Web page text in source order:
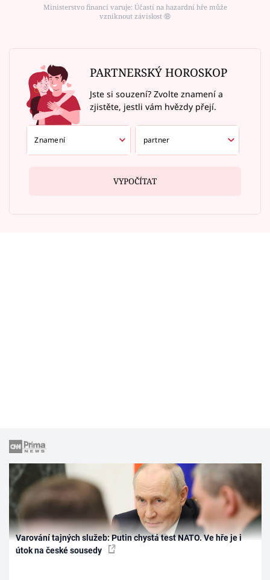
Ministerstvo financí varuje: Účastí na hazardní hře může
vzniknout závislost ⑱
PARTNERSKÝ HOROSKOP
Jste si souzení? Zvolte znamení a
zjistěte, jestli vám hvězdy přejí.
VYPOČÍTAT
Varování tajných služeb: Putin chystá test NATO. Ve hře je i
útok na české sousedy